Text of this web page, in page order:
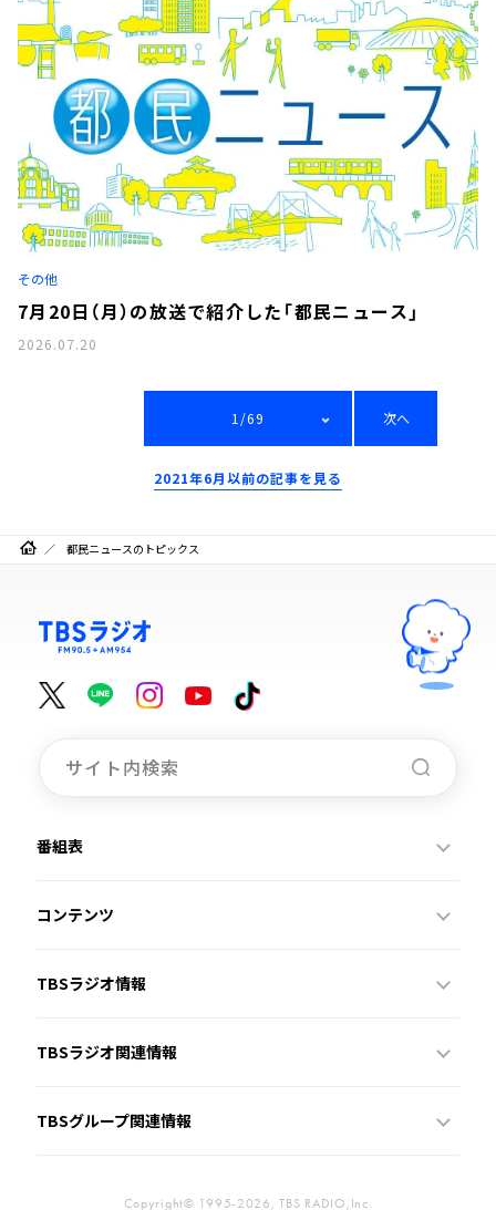
その他
7月20日（月）の放送で紹介した「都民ニュース」
2026.07.20
1/69 次へ
2021年6月以前の記事を見る
都民ニュースのトピックス
番組表
コンテンツ
TBSラジオ情報
TBSラジオ関連情報
TBSグループ関連情報
Copyright© 1995-2026, TBS RADIO,Inc.